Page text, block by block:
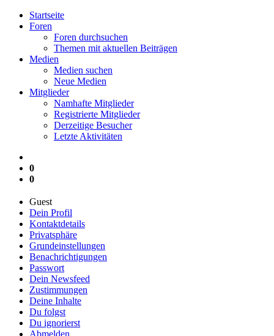
Startseite
Foren
Foren durchsuchen
Themen mit aktuellen Beiträgen
Medien
Medien suchen
Neue Medien
Mitglieder
Namhafte Mitglieder
Registrierte Mitglieder
Derzeitige Besucher
Letzte Aktivitäten
0
0
Guest
Dein Profil
Kontaktdetails
Privatsphäre
Grundeinstellungen
Benachrichtigungen
Passwort
Dein Newsfeed
Zustimmungen
Deine Inhalte
Du folgst
Du ignorierst
Abmelden